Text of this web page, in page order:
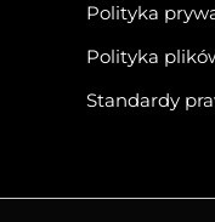
Polityka
Polityka
Standardy